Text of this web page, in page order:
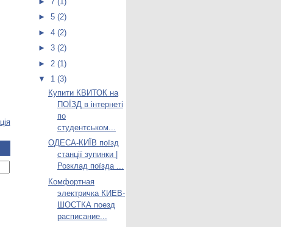
►5(2)
►4(2)
►3(2)
► 2(1)
▼ 1(3)
Купити КВИТОК на
ПОЇЗД в інтернеті
по
студентськом...
ОДЕСА-КИЇВ поїзд
станції зупинки |
Розклад поїзда ...
Комфортная
электричка КИЕВ-
ШОСТКА поезд
расписание...